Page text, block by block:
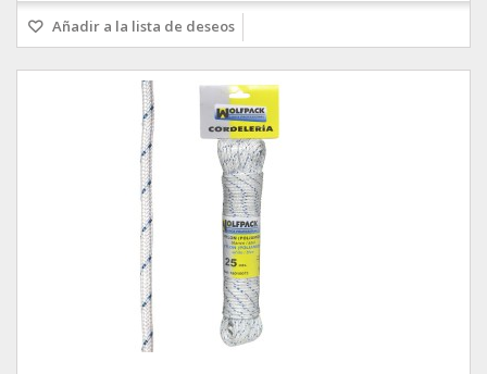
Añadir a la lista de deseos